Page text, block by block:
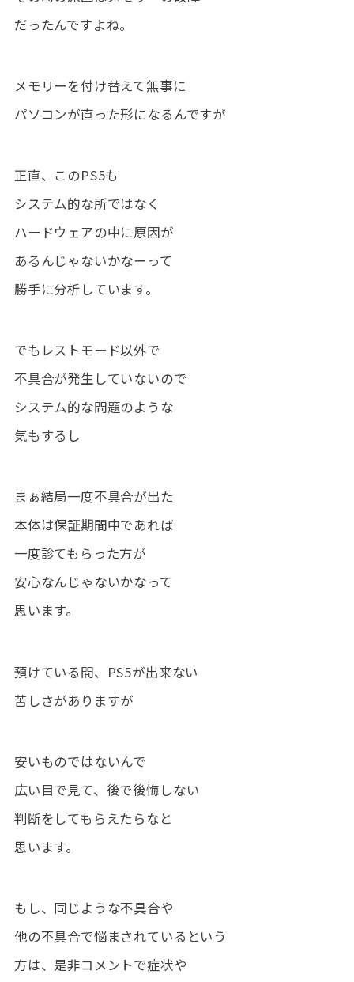
だったんですよね。
メモリーを付け替えて無事に
パソコンが直った形になるんですが
正直、このPS5も
システム的な所ではなく
ハードウェアの中に原因が
あるんじゃないかなーって
勝手に分析しています。
でもレストモード以外で
不具合が発生していないので
システム的な問題のような
気もするし
まぁ結局一度不具合が出た
本体は保証期間中であれば
一度診てもらった方が
安心なんじゃないかなって
思います。
預けている間、PS5が出来ない
苦しさがありますが
安いものではないんで
広い目で見て、後で後悔しない
判断をしてもらえたらなと
思います。
もし、同じような不具合や
他の不具合で悩まされているという
方は、是非コメントで症状や